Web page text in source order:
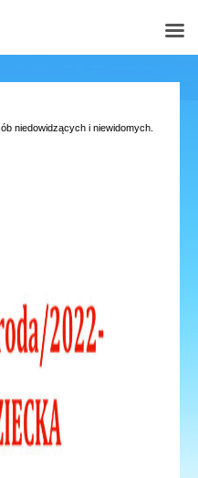
niedowidzących i niewidomych.